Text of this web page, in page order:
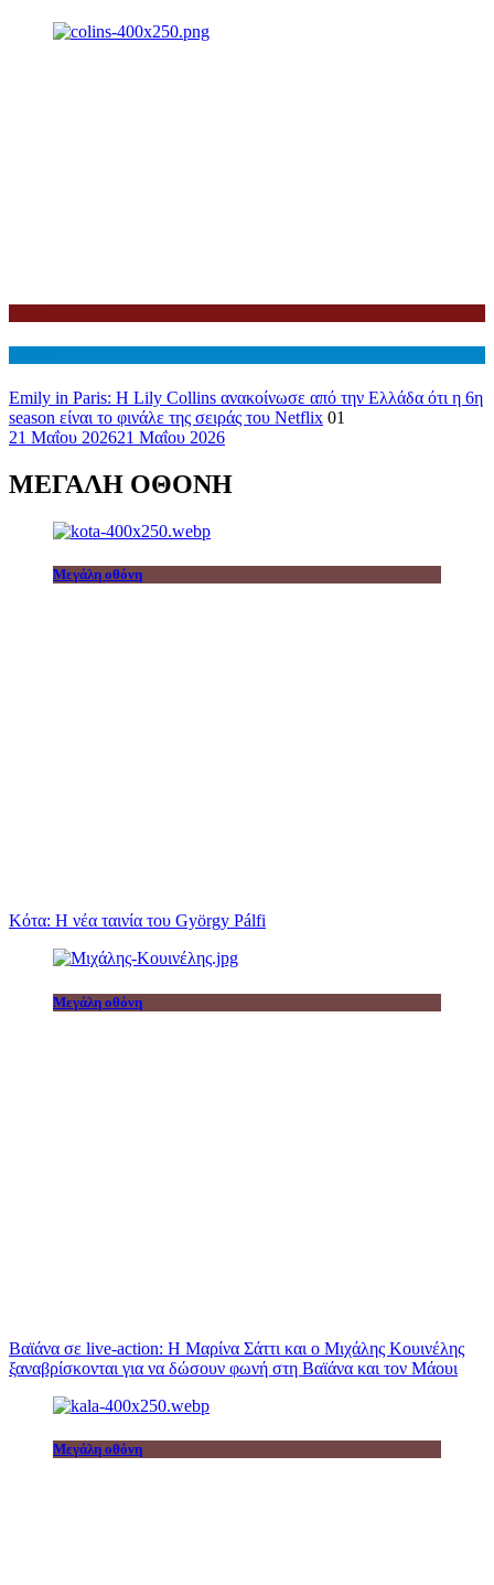
Emily in Paris: Η Lily Collins ανακοίνωσε από την Ελλάδα ότι η 6η
season είναι το φινάλε της σειράς του Netflix 01
21 Μαΐου 202621 Μαΐου 2026
ΜΕΓΑΛΗ ΟΘΟΝΗ
Μεγάλη οθόνη
Κότα: Η νέα ταινία του György Pálfi
Μεγάλη οθόνη
Βαϊάνα σε live-action: Η Μαρίνα Σάττι και ο Μιχάλης Κουινέλης
ξαναβρίσκονται για να δώσουν φωνή στη Βαϊάνα και τον Μάουι
Μεγάλη οθόνη